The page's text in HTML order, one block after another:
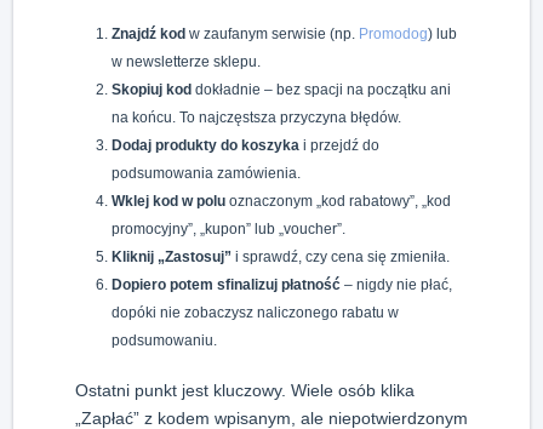
Znajdź kod w zaufanym serwisie (np. Promodog) lub
w newsletterze sklepu.
Skopiuj kod dokładnie – bez spacji na początku ani
na końcu. To najczęstsza przyczyna błędów.
Dodaj produkty do koszyka i przejdź do
podsumowania zamówienia.
Wklej kod w polu oznaczonym „kod rabatowy”, „kod
promocyjny”, „kupon” lub „voucher”.
Kliknij „Zastosuj” i sprawdź, czy cena się zmieniła.
Dopiero potem sfinalizuj płatność – nigdy nie płać,
dopóki nie zobaczysz naliczonego rabatu w
podsumowaniu.
Ostatni punkt jest kluczowy. Wiele osób klika
„Zapłać” z kodem wpisanym, ale niepotwierdzonym